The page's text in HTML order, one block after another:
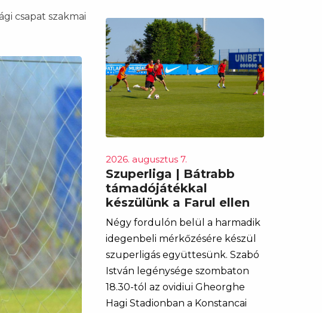
csapat szakmai
2026. augusztus 7.
Szuperliga | Bátrabb
támadójátékkal
készülünk a Farul ellen
Négy fordulón belül a harmadik
idegenbeli mérkőzésére készül
szuperligás együttesünk. Szabó
István legénysége szombaton
18.30-tól az ovidiui Gheorghe
Hagi Stadionban a Konstancai